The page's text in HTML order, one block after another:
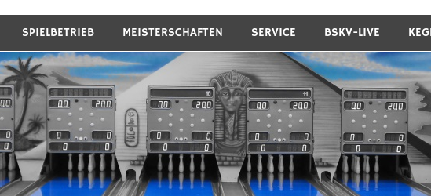
SPIELBETRIEB MEISTERSCHAFTEN SERVICE BSKV-LIVE